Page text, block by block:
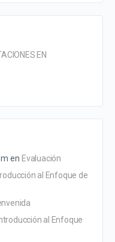
EN
en Evaluación
al Enfoque de
al Enfoque